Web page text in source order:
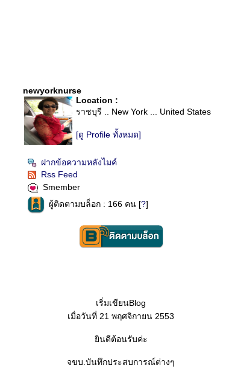
newyorknurse
Location :
ราชบุรี .. New York ... United States
[ดู Profile ทั้งหมด]
ฝากข้อความหลังไมค์
Rss Feed
Smember
ผู้ติดตามบล็อก : 166 คน [?]
เริ่มเขียนBlog
เมื่อวันที่ 21 พฤศจิกายน 2553
ินดีต้อนรับค่ะ
จขบ.บันทึกประสบการณ์ต่างๆ